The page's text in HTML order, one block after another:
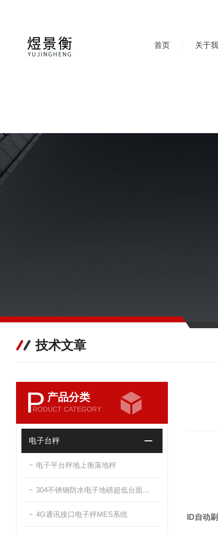
首页 关于
技术文章
P 产品分类
RODUCT CATEGORY
电子台秤
电子平台秤地上衡落地秤
304不锈钢防水电子地磅超低台面带斜坡
4G通讯接口电子秤MES系统 ID自动